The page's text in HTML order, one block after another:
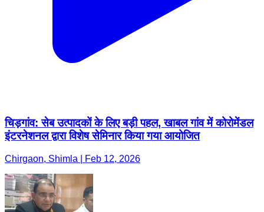
चिड़गांव: सेब उत्पादकों के लिए बड़ी पहल, खाबल गांव में कोरोमेंडल
इंटरनेशनल द्वारा विशेष सेमिनार किया गया आयोजित
Chirgaon, Shimla | Feb 12, 2026